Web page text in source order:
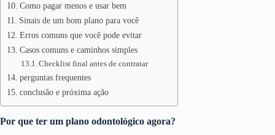
Como pagar menos e usar bem
Sinais de um bom plano para você
Erros comuns que você pode evitar
Casos comuns e caminhos simples
Checklist final antes de contratar
perguntas frequentes
conclusão e próxima ação
Por que ter um plano odontológico agora?